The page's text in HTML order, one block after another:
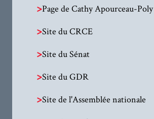
>Page de Cathy Apourceau-Poly
>Site du CRCE
>Site du Sénat
>Site du GDR
>Site de l'Assemblée nationale